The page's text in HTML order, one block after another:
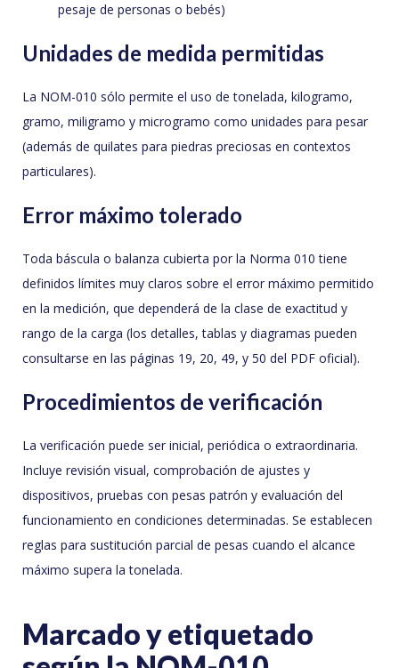
pesaje de personas o bebés)
Unidades de medida permitidas
La NOM-010 sólo permite el uso de tonelada, kilogramo,
gramo, miligramo y microgramo como unidades para pesar
(además de quilates para piedras preciosas en contextos
particulares).
Error máximo tolerado
Toda báscula o balanza cubierta por la Norma 010 tiene
definidos límites muy claros sobre el error máximo permitido
en la medición, que dependerá de la clase de exactitud y
rango de la carga (los detalles, tablas y diagramas pueden
consultarse en las páginas 19, 20, 49, y 50 del PDF oficial).
Procedimientos de verificación
La verificación puede ser inicial, periódica o extraordinaria.
Incluye revisión visual, comprobación de ajustes y
dispositivos, pruebas con pesas patrón y evaluación del
funcionamiento en condiciones determinadas. Se establecen
reglas para sustitución parcial de pesas cuando el alcance
máximo supera la tonelada.
Marcado y etiquetado